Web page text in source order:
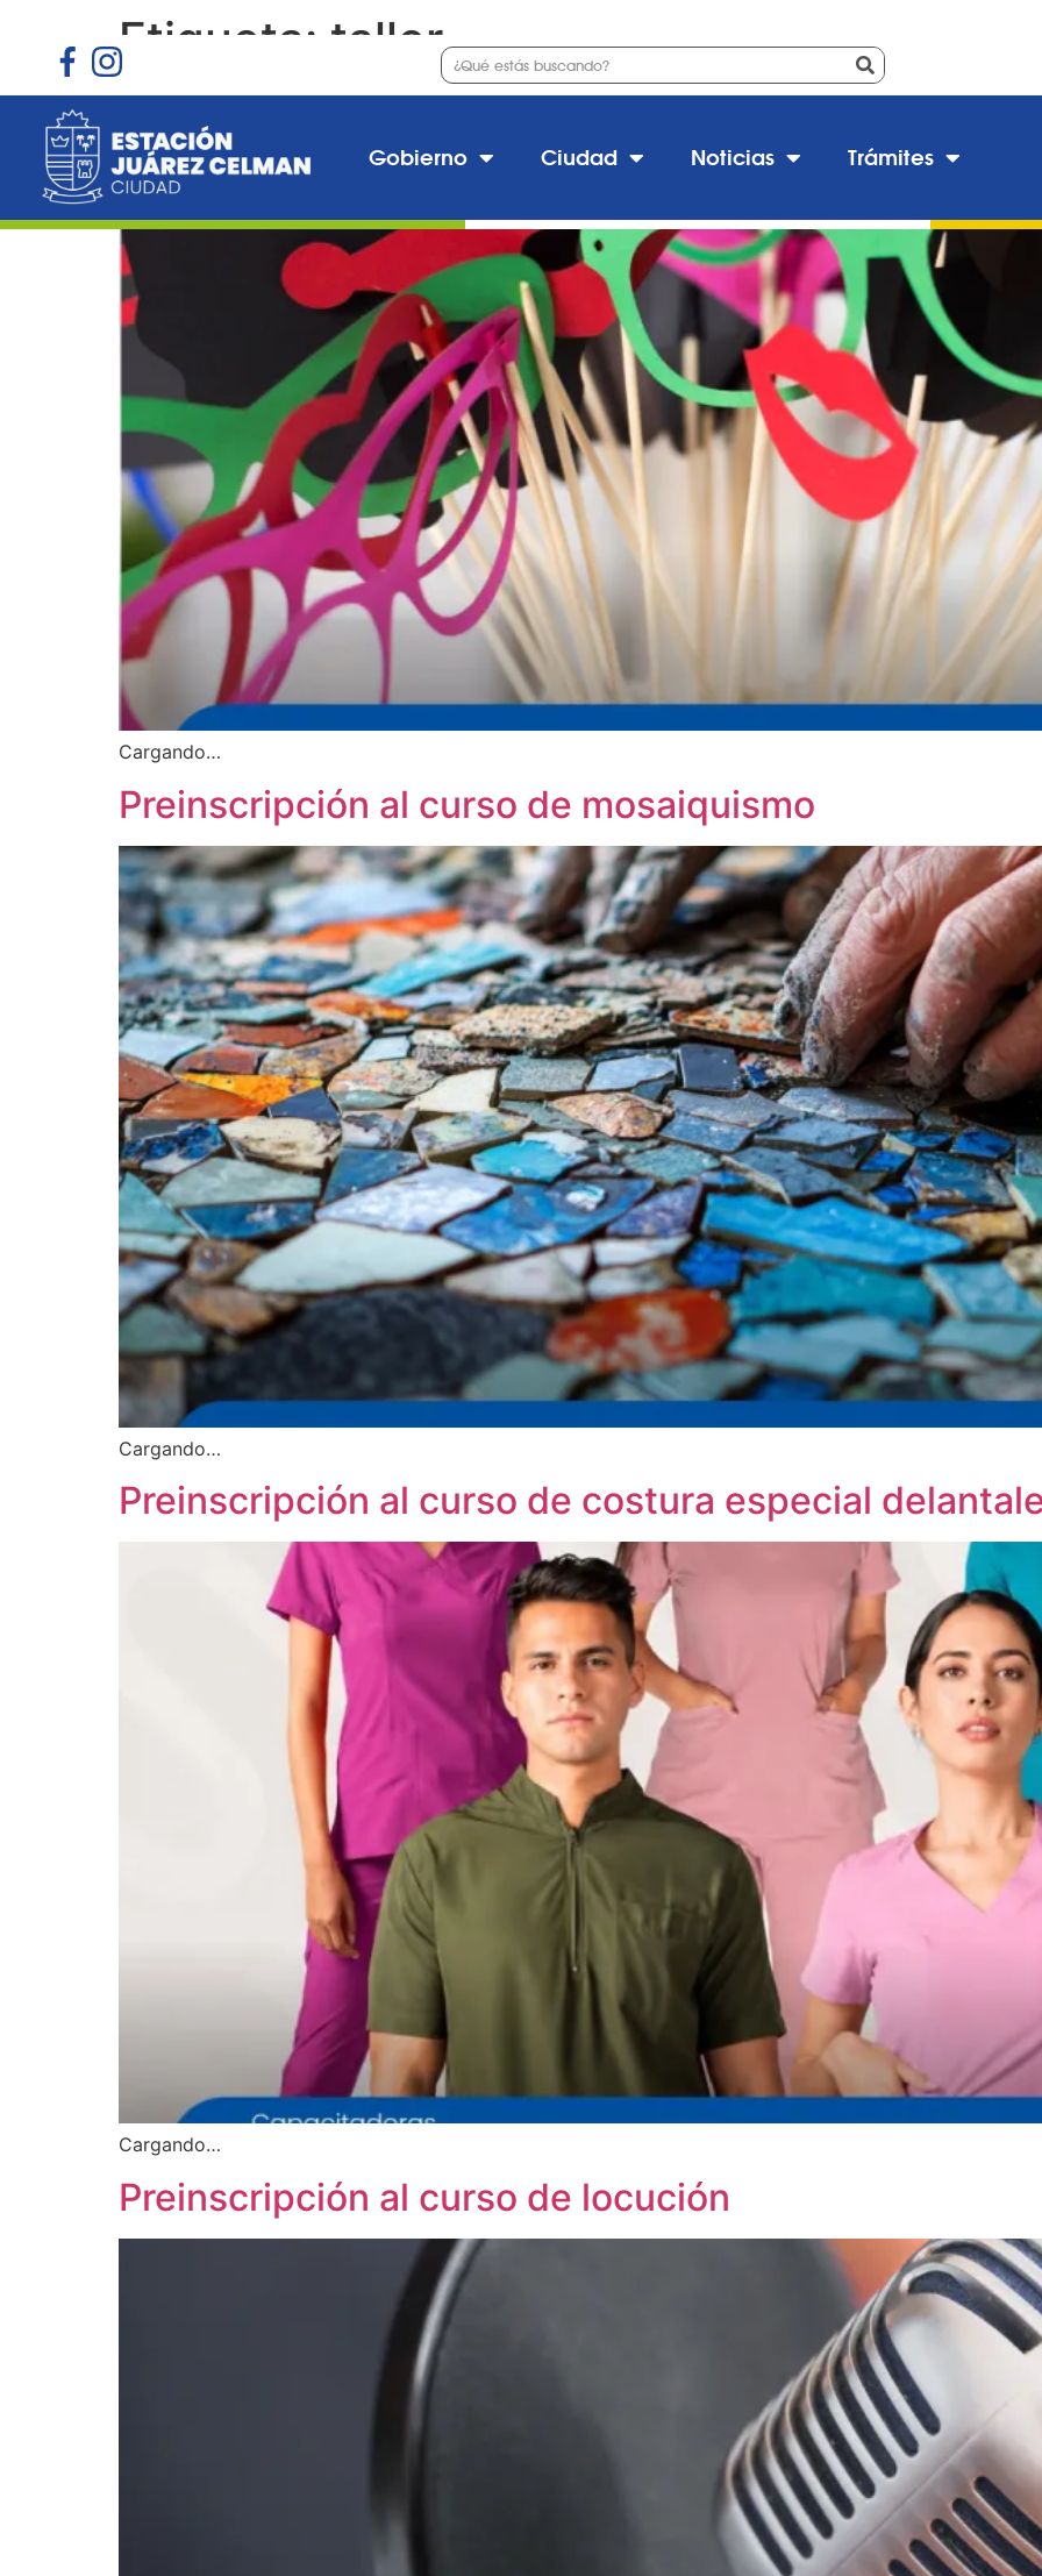
Gobierno Ciudad Noticias Trámites
Etiqueta: taller
Preinscripción al curso de cotillón
Cargando…
Preinscripción al curso de mosaiquismo
Cargando…
Preinscripción al curso de costura especial
Cargando…
Preinscripción al curso de locución